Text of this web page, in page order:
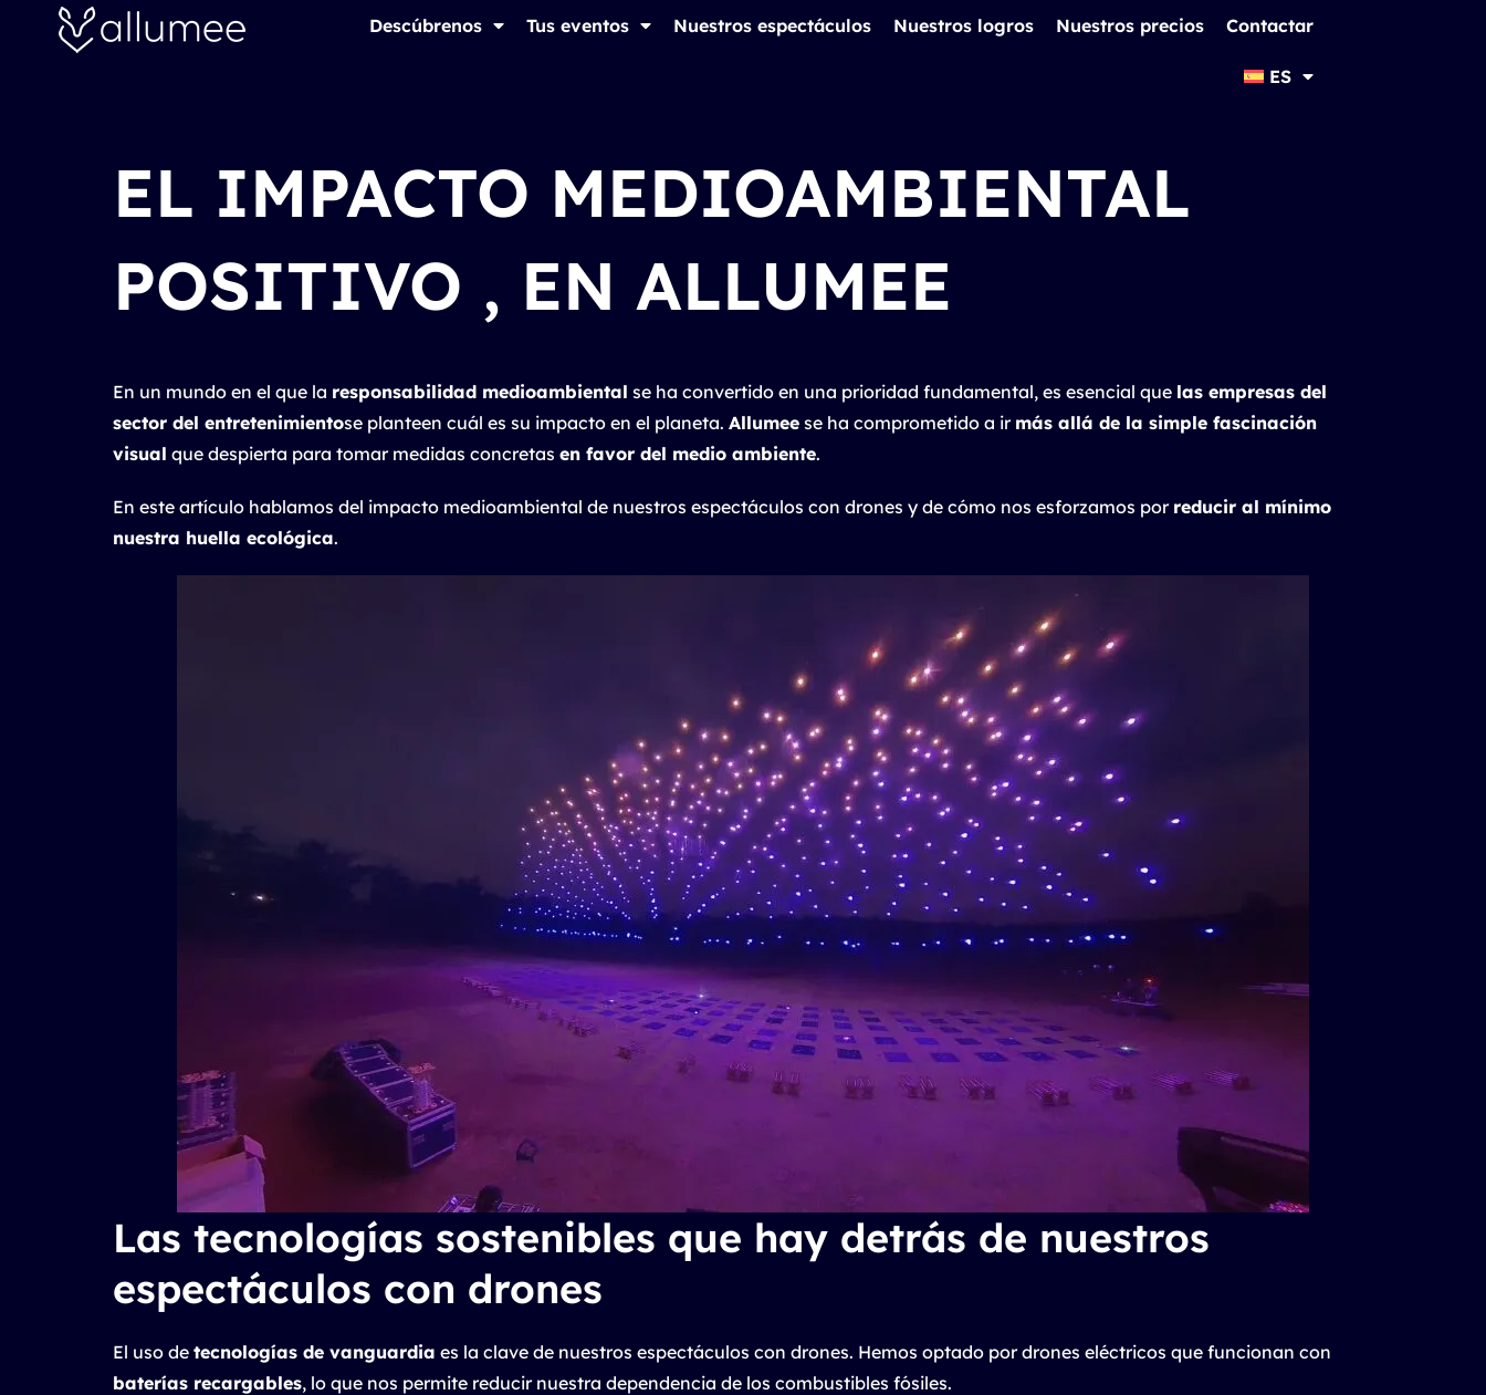
Descúbrenos Tus eventos Nuestros espectáculos Nuestros logros Nuestros precios Contactar
ES
EL IMPACTO MEDIOAMBIENTAL
POSITIVO , EN ALLUMEE
En un mundo en el que la responsabilidad medioambiental se ha convertido en una prioridad fundamental, es esencial que las empresas del
sector del entretenimientose planteen cuál es su impacto en el planeta. Allumee se ha comprometido a ir más allá de la simple fascinación
visual que despierta para tomar medidas concretas en favor del medio ambiente.
En este artículo hablamos del impacto medioambiental de nuestros espectáculos con drones y de cómo nos esforzamos por reducir al mínimo
nuestra huella ecológica.
Las tecnologías sostenibles que hay detrás de nuestros
espectáculos con drones
El uso de tecnologías de vanguardia es la clave de nuestros espectáculos con drones. Hemos optado por drones eléctricos que funcionan con
baterías recargables, lo que nos permite reducir nuestra dependencia de los combustibles fósiles.